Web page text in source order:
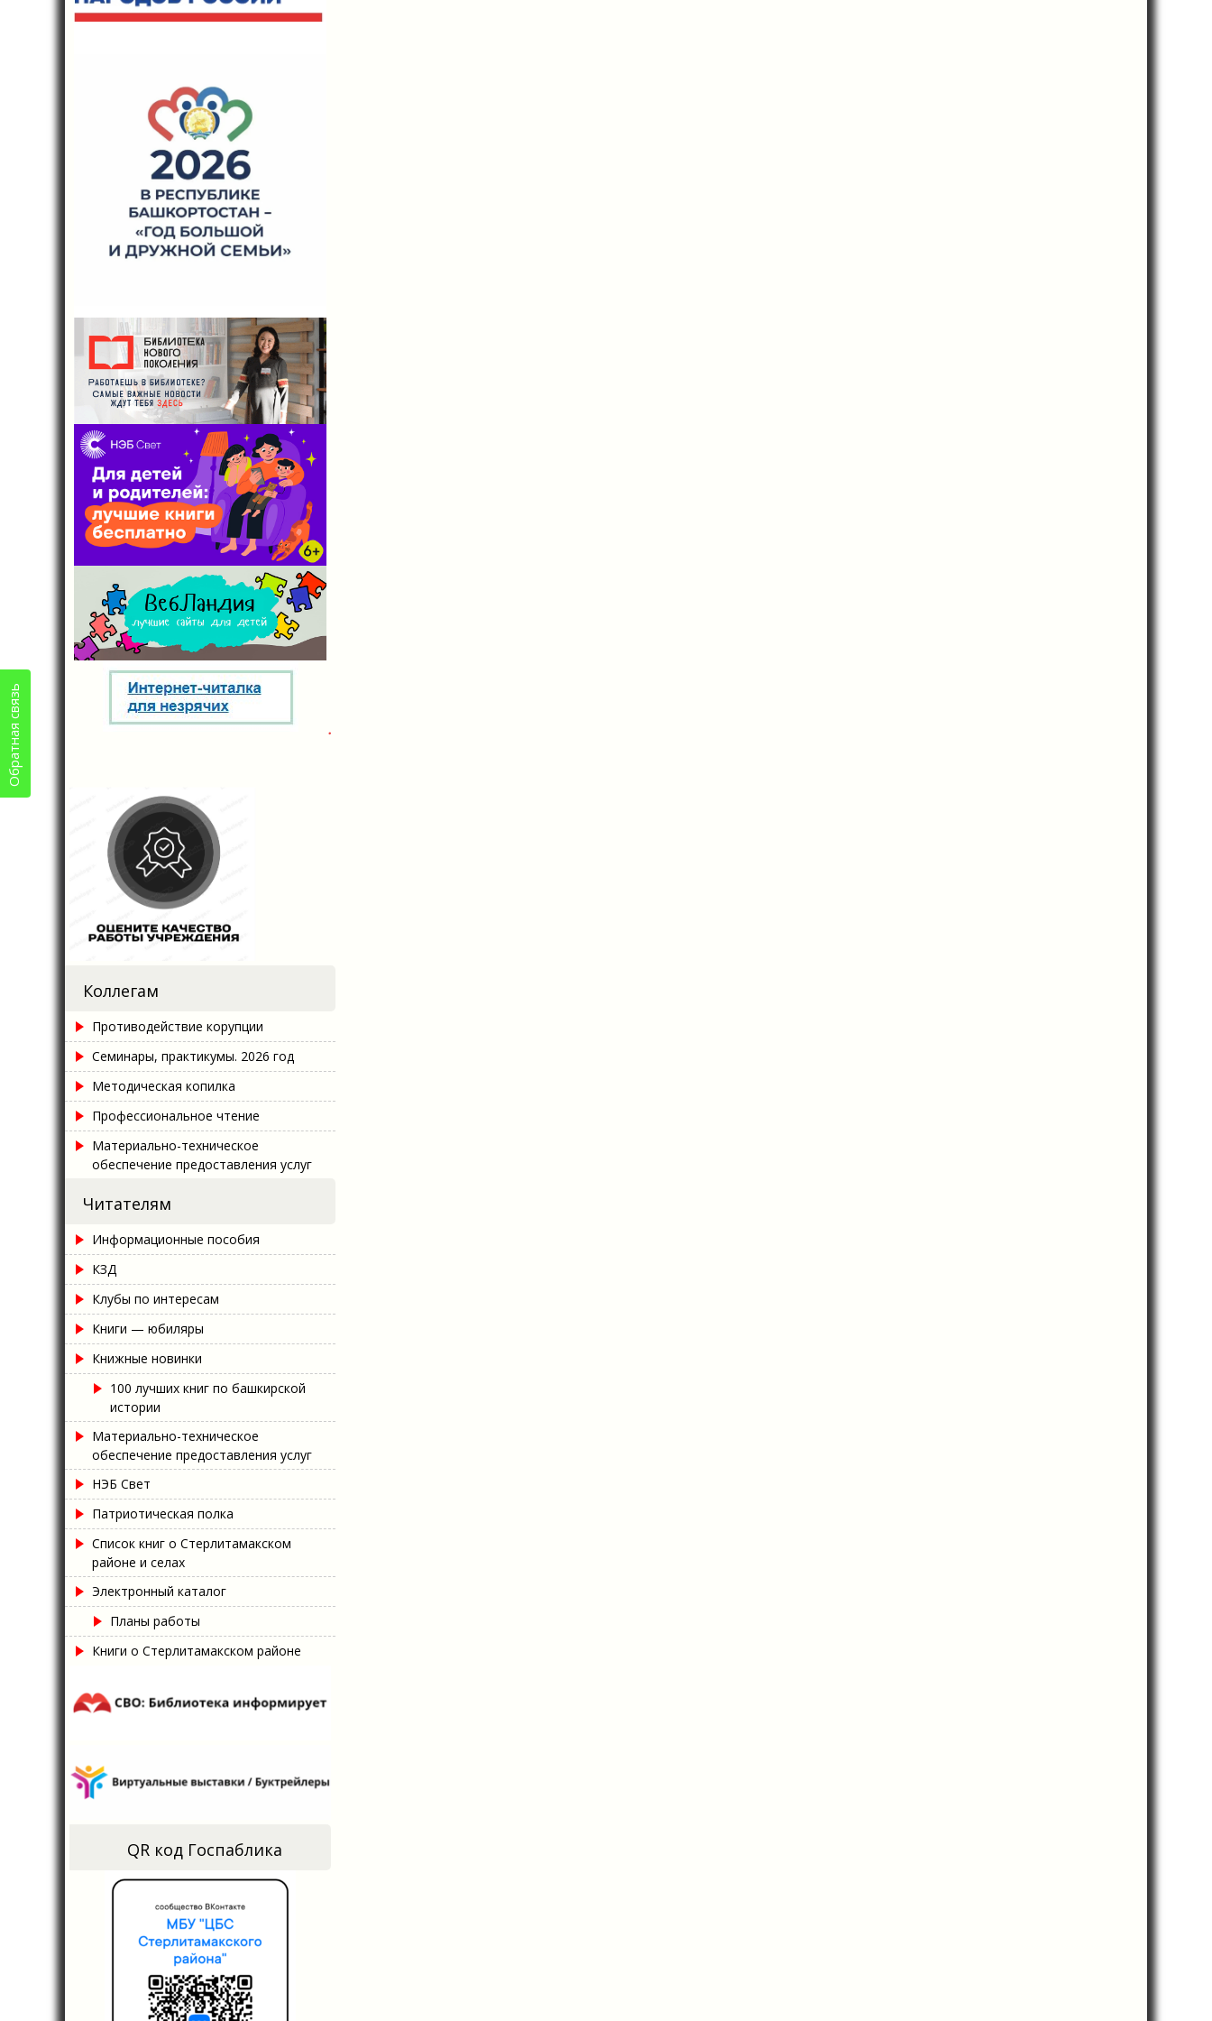
Коллегам
Противодействие корупции
Семинары, практикумы. 2026 год
Методическая копилка
Профессиональное чтение
Материально-техническое
обеспечение предоставления услуг
Читателям
Информационные пособия
КЗД
Клубы по интересам
Книги — юбиляры
Книжные новинки
100 лучших книг по башкирской
истории
Материально-техническое
обеспечение предоставления услуг
НЭБ Свет
Патриотическая полка
Список книг о Стерлитамакском
районе и селах
Электронный каталог
Планы работы
Книги о Стерлитамакском районе
QR код Госпаблика
Обратная связь